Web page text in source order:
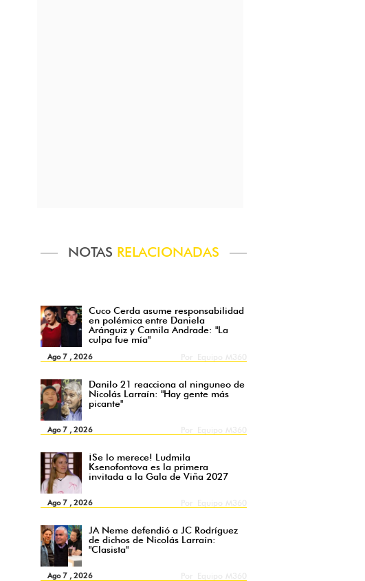
NOTAS RELACIONADAS
Cuco Cerda asume responsabilidad
en polémica entre Daniela
Aránguiz y Camila Andrade: "La
culpa fue mía"
Ago 7 , 2026
Danilo 21 reacciona al ninguneo de
Nicolás Larraín: "Hay gente más
picante"
Ago 7 , 2026
¡Se lo merece! Ludmila
Ksenofontova es la primera
invitada a la Gala de Viña 2027
Ago 7 , 2026
JA Neme defendió a JC Rodríguez
de dichos de Nicolás Larraín:
"Clasista"
Ago 7 , 2026